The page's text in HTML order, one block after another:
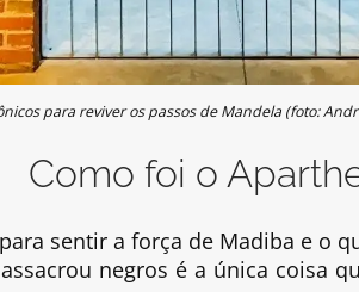
para reviver os passos de Mandela (foto:
Como foi o
sentir a força de Madiba e o
negros é a única coisa